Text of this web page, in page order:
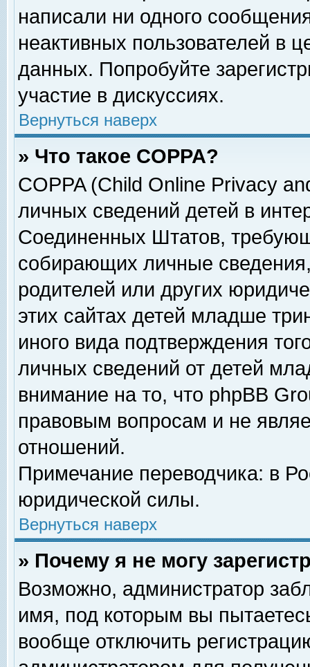
написали ни одного
неактивных пользователей в
данных. Попробуйте
участие в дискуссиях.
Вернуться наверх
» Что такое COPPA?
COPPA (Child Online Privacy
личных сведений детей в
Соединенных Штатов,
собирающих личные
родителей или других
этих сайтах детей младше
иного вида подтверждения
личных сведений от детей
внимание на то, что phpBB
правовым вопросам и не
отношений.
Примечание переводчика: в
юридической силы.
Вернуться наверх
» Почему я не могу
Возможно, администратор
имя, под которым вы
вообще отключить